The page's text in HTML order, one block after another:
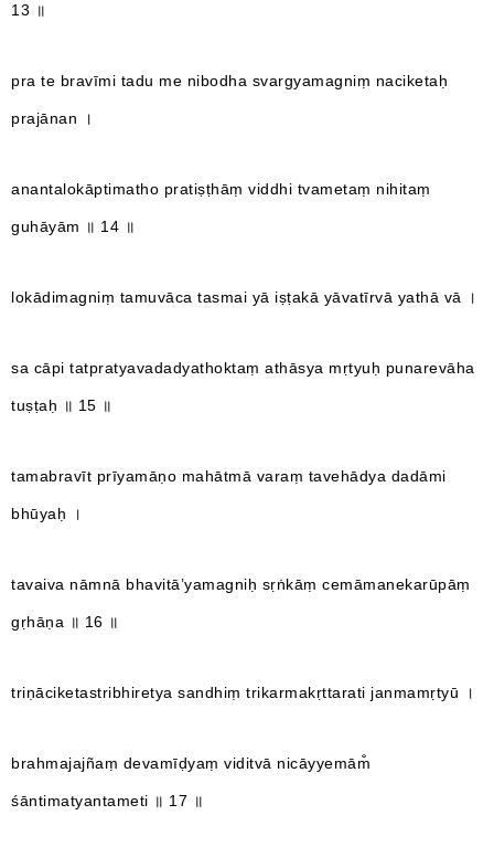
13 ॥
pra te bravīmi tadu me nibodha svargyamagniṃ naciketaḥ
prajānan ।
anantalokāptimatho pratiṣṭhāṃ viddhi tvametaṃ nihitaṃ
guhāyām ॥ 14 ॥
lokādimagniṃ tamuvāca tasmai yā iṣṭakā yāvatīrvā yathā vā ।
sa cāpi tatpratyavadadyathoktaṃ athāsya mṛtyuḥ punarevāha
tuṣṭaḥ ॥ 15 ॥
tamabravīt prīyamāṇo mahātmā varaṃ tavehādya dadāmi
bhūyaḥ ।
tavaiva nāmnā bhavitā’yamagniḥ sṛṅkāṃ cemāmanekarūpāṃ
gṛhāṇa ॥ 16 ॥
triṇāciketastribhiretya sandhiṃ trikarmakṛttarati janmamṛtyū ।
brahmajajñaṃ devamīḍyaṃ viditvā nicāyyemām̐
śāntimatyantameti ॥ 17 ॥